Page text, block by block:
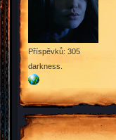
Příspěvků: 305
darkness.